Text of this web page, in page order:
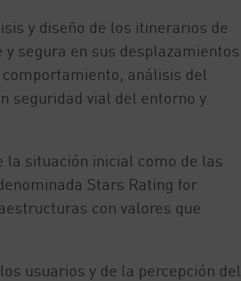
y diseño de los itinerarios de
segura en sus desplazamientos
análisis del
seguridad vial del entorno y
la situación inicial como de las
Stars Rating for
con valores que
usuarios y de la percepción del